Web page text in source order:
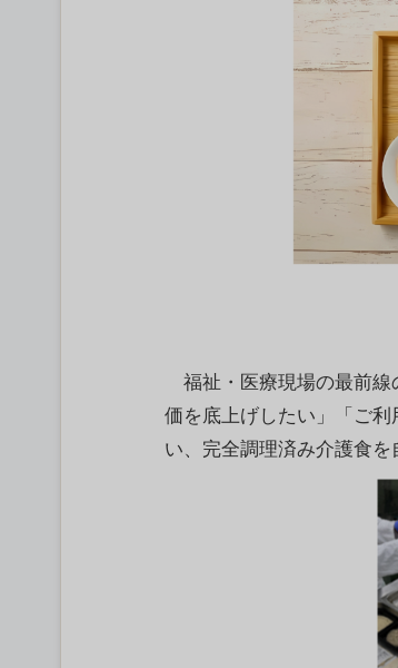
福祉・医療現場の最前線
価を底上げしたい」「ご
い、完全調理済み介護食を